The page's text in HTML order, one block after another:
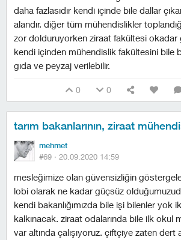
daha fazlasıdır kendi içinde bile dallar
alandır. diğer tüm mühendislikler
zor dolduruyorken ziraat fakültesi okadar
kendi içinden mühendislik fakültesini bile
gıda ve peyzaj verilebilir.
0 0
tarım bakanlarının, ziraat
mehmet
#69 · 20.09.2020 14:59
mesleğimize olan güvensizliğin
lobi olarak ne kadar güçsüz
kendi bakanlığımızda bile işi bilenler yok
kalkınacak. ziraat odalarında bile ilk okul
var altında çalışıyoruz. çiftçiye zaten